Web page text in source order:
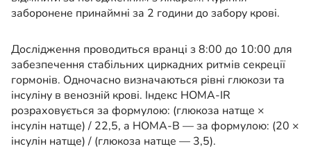
заборонене принаймні за 2 години до забору крові.
Дослідження проводиться вранці з 8:00 до 10:00 для
забезпечення стабільних циркадних ритмів секреції
гормонів. Одночасно визначаються рівні глюкози та
інсуліну в венозній крові. Індекс HOMA-IR
розраховується за формулою: (глюкоза натще ×
інсулін натще) / 22,5, а HOMA-B — за формулою: (20 ×
інсулін натще) / (глюкоза натще — 3,5).